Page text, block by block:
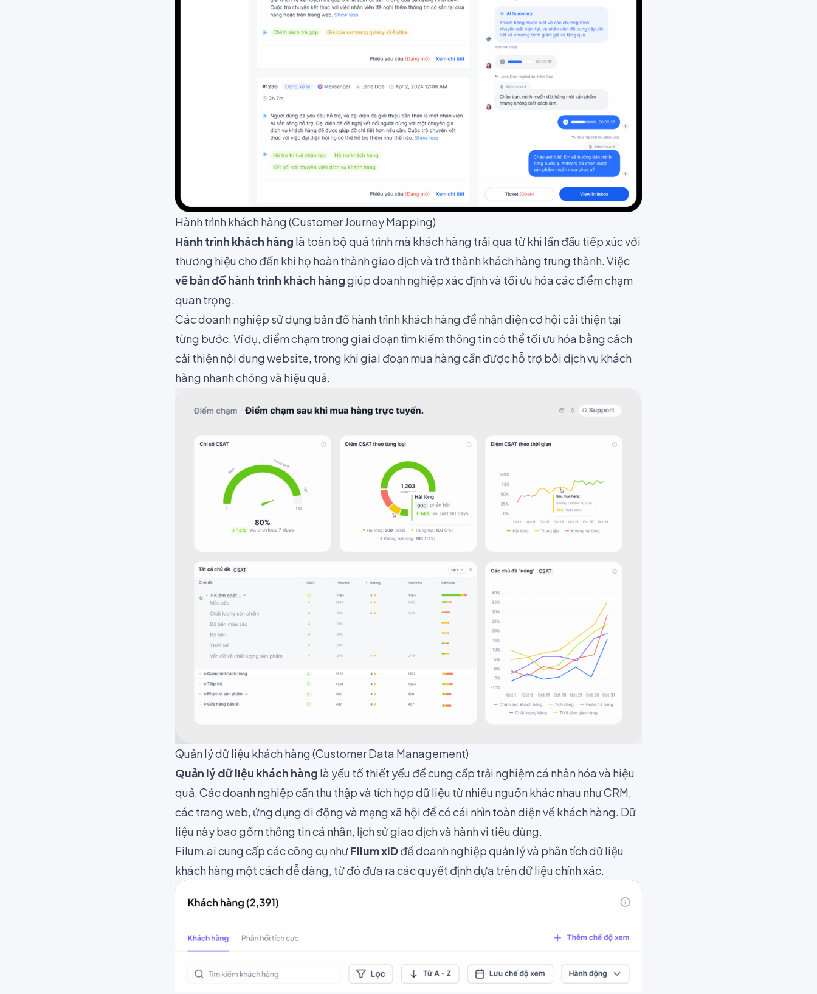
Hành trình khách hàng (Customer Journey Mapping)
Hành trình khách hàng là toàn bộ quá trình mà khách hàng trải qua từ khi lần đầu tiếp xúc với
thương hiệu cho đến khi họ hoàn thành giao dịch và trở thành khách hàng trung thành. Việc
vẽ bản đồ hành trình khách hànggiúp doanh nghiệp xác định và tối ưu hóa các điểm chạm
quan trọng.
Các doanh nghiệp sử dụng bản đồ hành trình khách hàng để nhận diện cơ hội cải thiện tại
từng bước. Ví dụ, điểm chạm trong giai đoạn tìm kiếm thông tin có thể tối ưu hóa bằng cách
cải thiện nội dung website, trong khi giai đoạn mua hàng cần được hỗ trợ bởi dịch vụ khách
hàng nhanh chóng và hiệu quả​.
Quản lý dữ liệu khách hàng (Customer Data Management)
Quản lý dữ liệu khách hàng là yếu tố thiết yếu để cung cấp trải nghiệm cá nhân hóa và hiệu
quả. Các doanh nghiệp cần thu thập và tích hợp dữ liệu từ nhiều nguồn khác nhau như CRM,
các trang web, ứng dụng di động và mạng xã hội để có cái nhìn toàn diện về khách hàng. Dữ
liệu này bao gồm thông tin cá nhân, lịch sử giao dịch và hành vi tiêu dùng.
Filum.ai cung cấp các công cụ nhưFilum xIDđể doanh nghiệp quản lý và phân tích dữ liệu
khách hàng một cách dễ dàng, từ đó đưa ra các quyết định dựa trên dữ liệu chính xác​.